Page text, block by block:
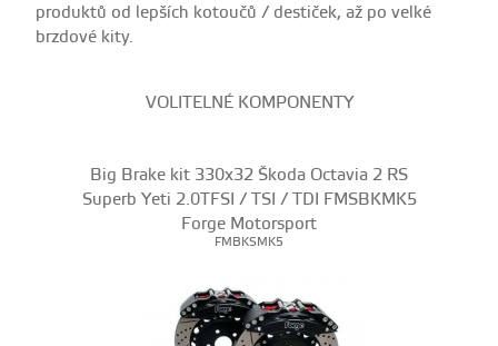
produktů od lepších kotoučů / destiček, až po velké
brzdové kity.
VOLITELNÉ KOMPONENTY
Big Brake kit 330x32 Škoda Octavia 2 RS
Superb Yeti 2.0TFSI / TSI / TDI FMSBKMK5
Forge Motorsport
FMBKSMK5